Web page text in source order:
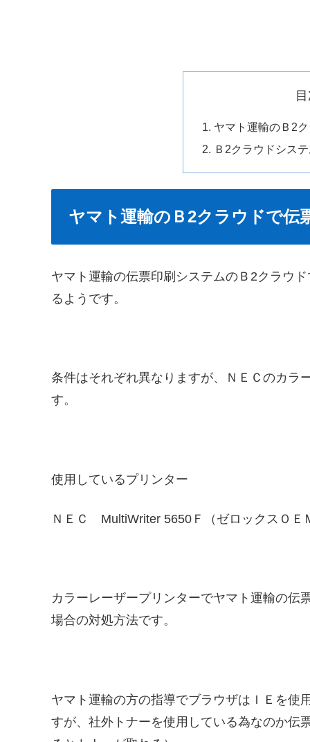
ヤマト運輸のＢ2
Ｂ2クラウドシス
ヤマト運輸のＢ2クラウドで伝
ヤマト運輸の伝票印刷システムのＢ2クラウ
るようです。
条件はそれぞれ異なりますが、ＮＥＣのカラ
す。
使用しているプリンター
ＮＥＣ MultiWriter 5650Ｆ（ゼロックスＯＥ
カラーレーザープリンターでヤマト運輸の伝
場合の対処方法です。
ヤマト運輸の方の指導でブラウザはＩＥを使
すが、社外トナーを使用している為なのか伝